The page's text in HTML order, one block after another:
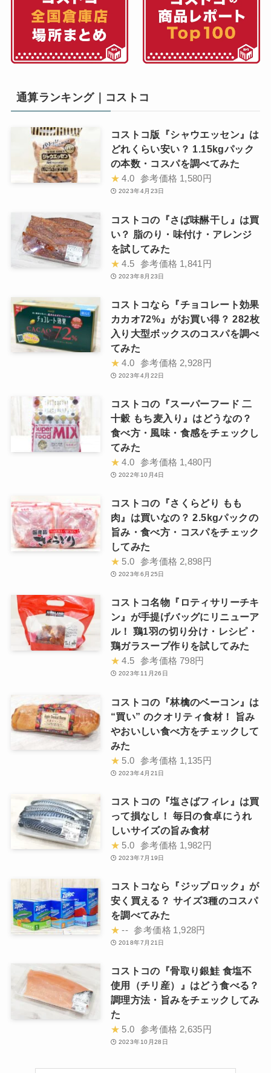
通算ランキング｜コストコ
コストコ版『シャウエッセン』は
どれくらい安い？ 1.15kgパック
の本数・コスパを調べてみた
★ 4.0 参考価格 1,580円
2023年4月23日
コストコの『さば味醂干し』は買
い？ 脂のり・味付け・アレンジ
を試してみた
★ 4.5 参考価格 1,841円
2023年8月23日
コストコなら『チョコレート効果
カカオ72%』がお買い得？ 282枚
入り大型ボックスのコスパを調べ
てみた
★ 4.0 参考価格 2,928円
2023年4月22日
コストコの『スーパーフード 二
十穀 もち麦入り』はどうなの？
食べ方・風味・食感をチェックし
てみた
★ 4.0 参考価格 1,480円
2022年10月4日
コストコの『さくらどり もも
肉』は買いなの？ 2.5kgパックの
旨み・食べ方・コスパをチェック
してみた
★ 5.0 参考価格 2,898円
2023年6月25日
コストコ名物『ロティサリーチキ
ン』が手提げバッグにリニューア
ル！ 鶏1羽の切り分け・レシピ・
鶏ガラスープ作りを試してみた
★ 4.5 参考価格 798円
2023年11月26日
コストコの『林檎のベーコン』は
“買い” のクオリティ食材！ 旨み
やおいしい食べ方をチェックして
みた
★ 5.0 参考価格 1,135円
2023年4月21日
コストコの『塩さばフィレ』は買
って損なし！ 毎日の食卓にうれ
しいサイズの旨み食材
★ 5.0 参考価格 1,982円
2023年7月19日
コストコなら『ジップロック』が
安く買える？ サイズ3種のコスパ
を調べてみた
★ -- 参考価格 1,928円
2018年7月21日
コストコの『骨取り銀鮭 食塩不
使用（チリ産）』はどう食べる？
調理方法・旨みをチェックしてみ
た
★ 5.0 参考価格 2,635円
2023年10月28日